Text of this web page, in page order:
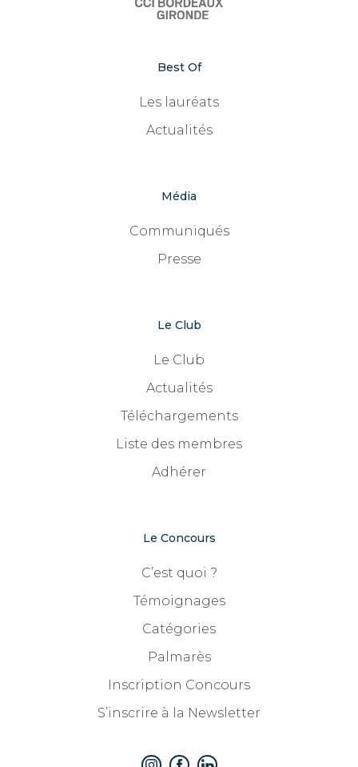
Best Of
Les lauréats
Actualités
Média
Communiqués
Presse
Le Club
Le Club
Actualités
Téléchargements
Liste des membres
Adhérer
Le Concours
C’est quoi ?
Témoignages
Catégories
Palmarès
Inscription Concours
S’inscrire à la Newsletter